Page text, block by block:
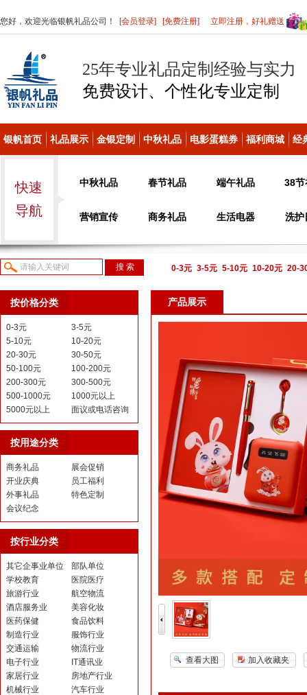
您好，欢迎光临银帆礼品公司！ [会员登录] [免费注册] 立即注册，好礼赠送
25年专业礼品定制经验与实力
免费设计、个性化专业定制
银帆首页 礼品展示 金银定制 中秋礼品 电影蛋糕券 福利商城 经
快速
导航
中秋礼品 春节礼品 端午礼品 38节
营销宣传 商务礼品 生活电器 洗护
0-3元 3-5元 5-10元 10-20元 20-
议或电话咨询
按价格分类
0-3元
3-5元
5-10元
10-20元
20-30元
30-50元
50-100元
100-200元
200-300元
300-500元
500-1000元
1000元以上
5000元以上
面议或电话咨询
按用途分类
商务礼品
展会促销
开业庆典
员工福利
外事礼品
特色定制
会议纪念
按行业分类
其它企事业单位
部队单位
学校教育
医院医疗
旅游行业
航空物流
酒店服务业
美容化妆
医药保健
食品饮料
制造行业
服饰行业
交通运输
物流行业
电子行业
IT通讯业
家居行业
房地产行业
机械行业
汽车行业
产品展示
查看大图 加入收藏夹